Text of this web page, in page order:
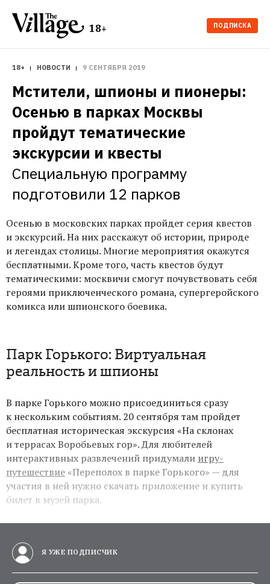
18+ ПОДПИСКА
18+ НОВОСТИ 9 СЕНТЯБРЯ 2019
Мстители, шпионы и пионеры:
Осенью в парках Москвы
пройдут тематические
экскурсии и квесты
Специальную программу
подготовили 12 парков
Осенью в московских парках пройдет серия квестов
и экскурсий. На них расскажут об истории, природе
и легендах столицы. Многие мероприятия окажутся
бесплатными. Кроме того, часть квестов будут
тематическими: москвичи смогут почувствовать себя
героями приключенческого романа, супергеройского
комикса или шпионского боевика.
Парк Горького: Виртуальная
реальность и шпионы
В парке Горького можно присоединиться сразу
к нескольким событиям. 20 сентября там пройдет
бесплатная историческая экскурсия «На склонах
и террасах Воробьевых гор». Для любителей
интерактивных развлечений придумали игру-
путешествие«Переполох в парке Горького» — для
участия в ней нужно скачать приложение и купить
билет в музей парка.
Я УЖЕ ПОДПИСЧИК